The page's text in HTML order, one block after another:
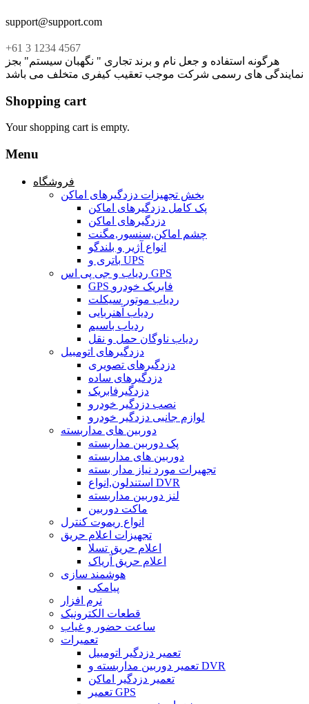
support@support.com
+61 3 1234 4567
هرگونه استفاده و جعل نام و برند تجاری " نگهبان سیستم" بجز
نمایندگی های رسمی شرکت موجب تعقیب کیفری متخلف می باشد
Shopping cart
Your shopping cart is empty.
Menu
فروشگاه
بخش تجهیزات دزدگیرهای اماکن
پک کامل دزدگیرهای اماکن
دزدگیرهای اماکن
چشم اماکن,سنسور,مگنت
انواع آژیر و بلندگو
باتری و UPS
ردیاب و جی پی اس GPS
GPS فابریک خودرو
ردیاب موتور سیکلت
ردیاب آهنربایی
ردیاب باسیم
ردیاب ناوگان حمل و نقل
دزدگیرهای اتومبیل
دزدگیرهای تصویری
دزدگیرهای ساده
دزدگیرفابریک
نصب دزدگیر خودرو
لوازم جانبی دزدگیر خودرو
دوربین های مداربسته
پک دوربین مداربسته
دوربین های مداربسته
تجهیرات مورد نیاز مدار بسته
استندلون,انواع DVR
لنز دوربین مداربسته
ماکت دوربین
انواع ریموت کنترل
تجهیزات اعلام حریق
اعلام حریق تسلا
اعلام حریق آریاک
هوشمند سازی
پیامکی
نرم افزار
قطعات الکترونیک
ساعت حضور و غیاب
تعمیرات
تعمیر دزدگیر اتومبیل
تعمیر دوربین مداربسته و DVR
تعمیر دزدگیر اماکن
تعمیر GPS